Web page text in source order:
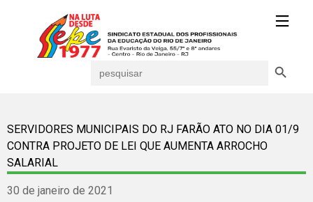
for:
SERVIDORES MUNICIPAIS DO RJ FARÃO ATO NO DIA 01/9
CONTRA PROJETO DE LEI QUE AUMENTA ARROCHO
SALARIAL
30 de janeiro de 2021